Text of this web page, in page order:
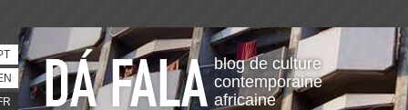
blog de culture
contemporaine
africaine